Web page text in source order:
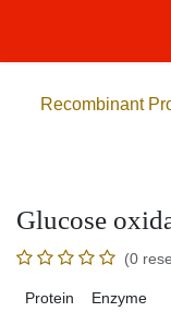
Recombinant
Glucose
(0
Protein Enzyme